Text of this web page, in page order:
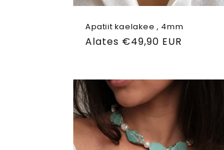
Apatiit kaelakee , 4mm
Tavahind
Alates €49,90 EUR